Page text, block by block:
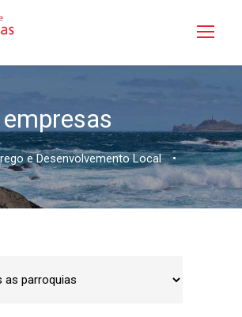
e Desenvolvemento Local •